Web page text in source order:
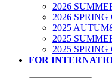
2026
2026
2025
2025
2025
FOR